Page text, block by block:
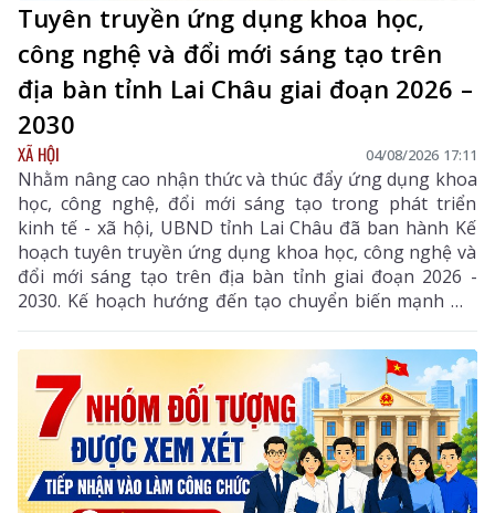
Tuyên truyền ứng dụng khoa học,
công nghệ và đổi mới sáng tạo trên
địa bàn tỉnh Lai Châu giai đoạn 2026 –
2030
XÃ HỘI 04/08/2026 17:11
Nhằm nâng cao nhận thức và thúc đẩy ứng dụng khoa
học, công nghệ, đổi mới sáng tạo trong phát triển
kinh tế - xã hội, UBND tỉnh Lai Châu đã ban hành Kế
hoạch tuyên truyền ứng dụng khoa học, công nghệ và
đổi mới sáng tạo trên địa bàn tỉnh giai đoạn 2026 -
2030. Kế hoạch hướng đến tạo chuyển biến mạnh mẽ
từ nhận thức đến hành động, phát huy vai trò của
khoa học, công nghệ, đổi mới sáng tạo và chuyển đổi
số, góp phần thực hiện hiệu quả các mục tiêu phát
triển của tỉnh trong giai đoạn mới.